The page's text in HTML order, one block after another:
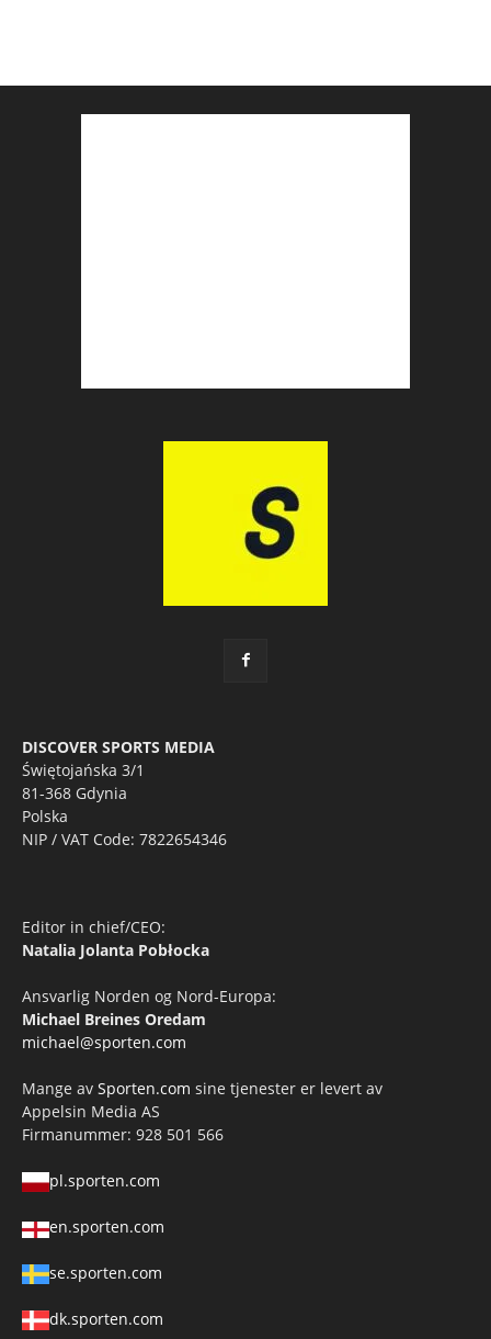
DISCOVER SPORTS MEDIA
Świętojańska 3/1
81-368 Gdynia
Polska
NIP / VAT Code: 7822654346
Editor in chief/CEO:
Natalia Jolanta Pobłocka
Ansvarlig Norden og Nord-Europa:
Michael Breines Oredam
michael@sporten.com
Mange av Sporten.com sine tjenester er levert av
Appelsin Media AS
Firmanummer: 928 501 566
pl.sporten.com
en.sporten.com
se.sporten.com
dk.sporten.com